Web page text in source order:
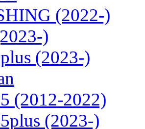
(2022-)
)
(2023-)
(2012-2022)
(2023-)